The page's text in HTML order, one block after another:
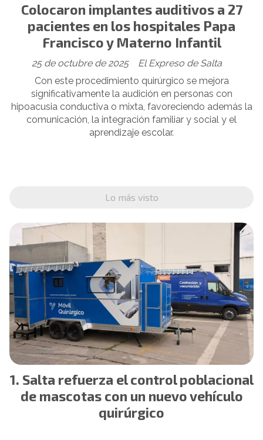
Colocaron implantes auditivos a 27
pacientes en los hospitales Papa
Francisco y Materno Infantil
El Expreso de Salta
25 de octubre de 2025
Con este procedimiento quirúrgico se mejora
significativamente la audición en personas con
hipoacusia conductiva o mixta, favoreciendo además la
comunicación, la integración familiar y social y el
aprendizaje escolar.
Lo más visto
Salta refuerza el control poblacional
de mascotas con un nuevo vehículo
quirúrgico